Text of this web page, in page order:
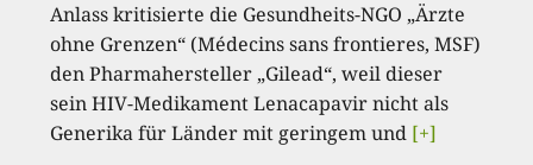
Anlass kritisierte die Gesundheits-NGO „Ärzte
ohne Grenzen“ (Médecins sans frontieres, MSF)
den Pharmahersteller „Gilead“, weil dieser
sein HIV-Medikament Lenacapavir nicht als
Generika für Länder mit geringem und [+]